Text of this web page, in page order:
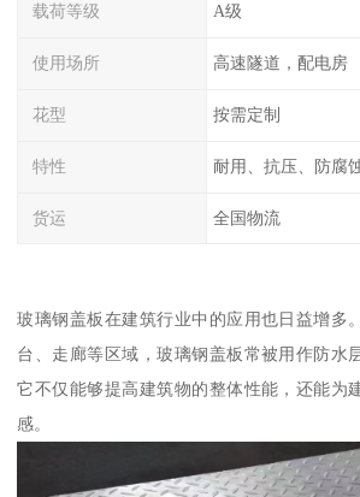
载荷等级 A级
使用场所 高速隧道，配电房
花型 按需定制
特性 耐用、抗压、防腐
货运 全国物流
玻璃钢盖板在建筑行业中的应用也日益增多
台、走廊等区域，玻璃钢盖板常被用作防水
它不仅能够提高建筑物的整体性能，还能为
感。